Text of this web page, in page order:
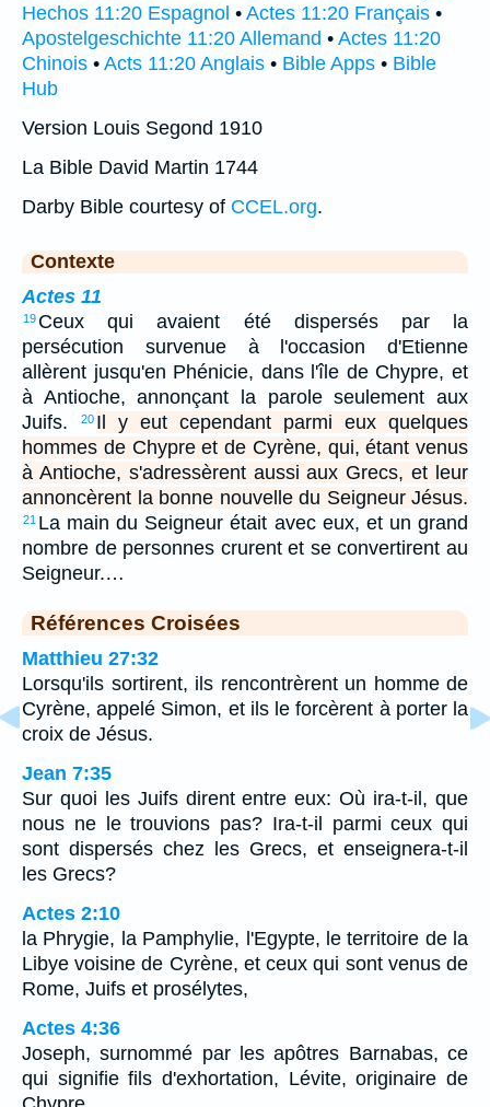
Hechos 11:20 Espagnol • Actes 11:20 Français •
Apostelgeschichte 11:20 Allemand • Actes 11:20
Chinois • Acts 11:20 Anglais • Bible Apps • Bible
Hub
Version Louis Segond 1910
La Bible David Martin 1744
Darby Bible courtesy of CCEL.org.
Contexte
Actes 11
19 Ceux qui avaient été dispersés par la
persécution survenue à l'occasion d'Etienne
allèrent jusqu'en Phénicie, dans l'île de Chypre, et
à Antioche, annonçant la parole seulement aux
Juifs.
20 Il y eut cependant parmi eux quelques
hommes de Chypre et de Cyrène, qui, étant venus
à Antioche, s'adressèrent aussi aux Grecs, et leur
annoncèrent la bonne nouvelle du Seigneur Jésus.
21 La main du Seigneur était avec eux, et un grand
nombre de personnes crurent et se convertirent au
Seigneur.…
Références Croisées
Matthieu 27:32
Lorsqu'ils sortirent, ils rencontrèrent un homme de
Cyrène, appelé Simon, et ils le forcèrent à porter la
croix de Jésus.
Jean 7:35
Sur quoi les Juifs dirent entre eux: Où ira-t-il, que
nous ne le trouvions pas? Ira-t-il parmi ceux qui
sont dispersés chez les Grecs, et enseignera-t-il
les Grecs?
Actes 2:10
la Phrygie, la Pamphylie, l'Egypte, le territoire de la
Libye voisine de Cyrène, et ceux qui sont venus de
Rome, Juifs et prosélytes,
Actes 4:36
Joseph, surnommé par les apôtres Barnabas, ce
qui signifie fils d'exhortation, Lévite, originaire de